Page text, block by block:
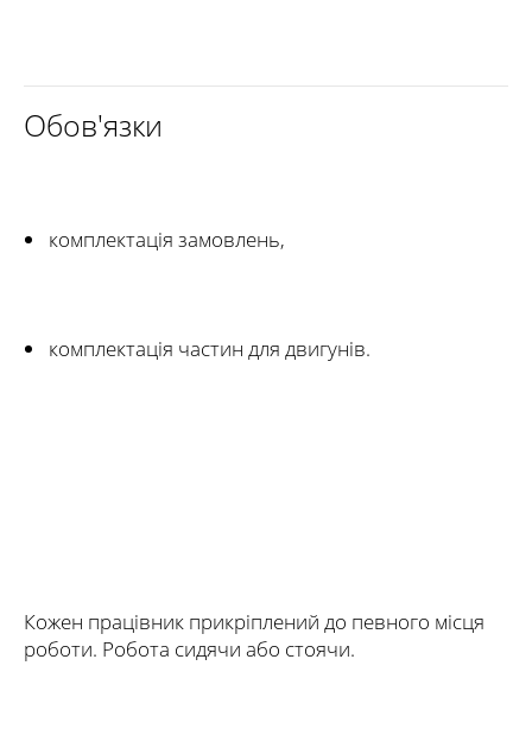
Обов'язки
комплектація замовлень,
комплектація частин для двигунів.
Кожен працівник прикріплений до певного місця
роботи. Робота сидячи або стоячи.